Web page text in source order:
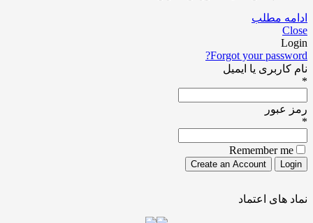
ادامه مطلب
Close
Login
Forgot your password?
نام کاربری یا ایمیل
*
رمز عبور
*
Remember me
نماد های اعتماد